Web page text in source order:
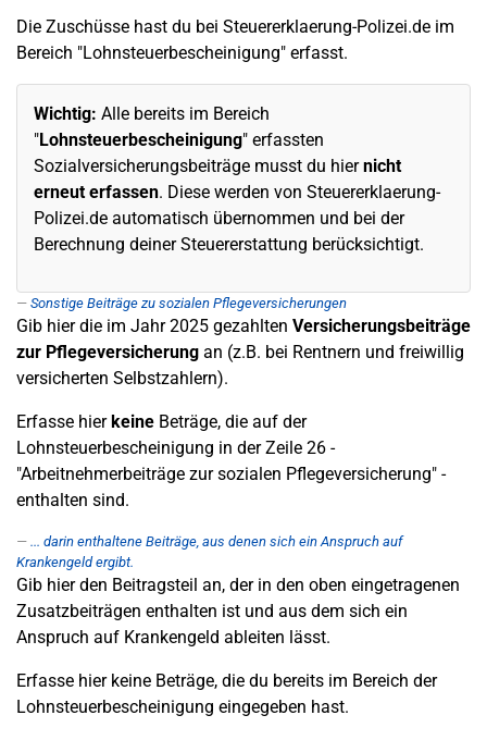
Die Zuschüsse hast du bei Steuererklaerung-Polizei.de im
Bereich "Lohnsteuerbescheinigung" erfasst.
Wichtig: Alle bereits im Bereich
"Lohnsteuerbescheinigung" erfassten
Sozialversicherungsbeiträge musst du hiernicht
erneut erfassen. Diese werden von Steuererklaerung-
Polizei.de automatisch übernommen und bei der
Berechnung deiner Steuererstattung berücksichtigt.
Sonstige Beiträge zu sozialen Pflegeversicherungen
Gib hier die im Jahr 2025 gezahlten Versicherungsbeiträge
zur Pflegeversicherung an (z.B. bei Rentnern und freiwillig
versicherten Selbstzahlern).
Erfasse hierkeine Beträge, die auf der
Lohnsteuerbescheinigung in der Zeile 26 -
"Arbeitnehmerbeiträge zur sozialen Pflegeversicherung" -
enthalten sind.
... darin enthaltene Beiträge, aus denen sich ein Anspruch auf
Krankengeld ergibt.
Gib hier den Beitragsteil an, der in den oben eingetragenen
Zusatzbeiträgen enthalten ist und aus dem sich ein
Anspruch auf Krankengeld ableiten lässt.
Erfasse hier keine Beträge, die du bereits im Bereich der
Lohnsteuerbescheinigung eingegeben hast.